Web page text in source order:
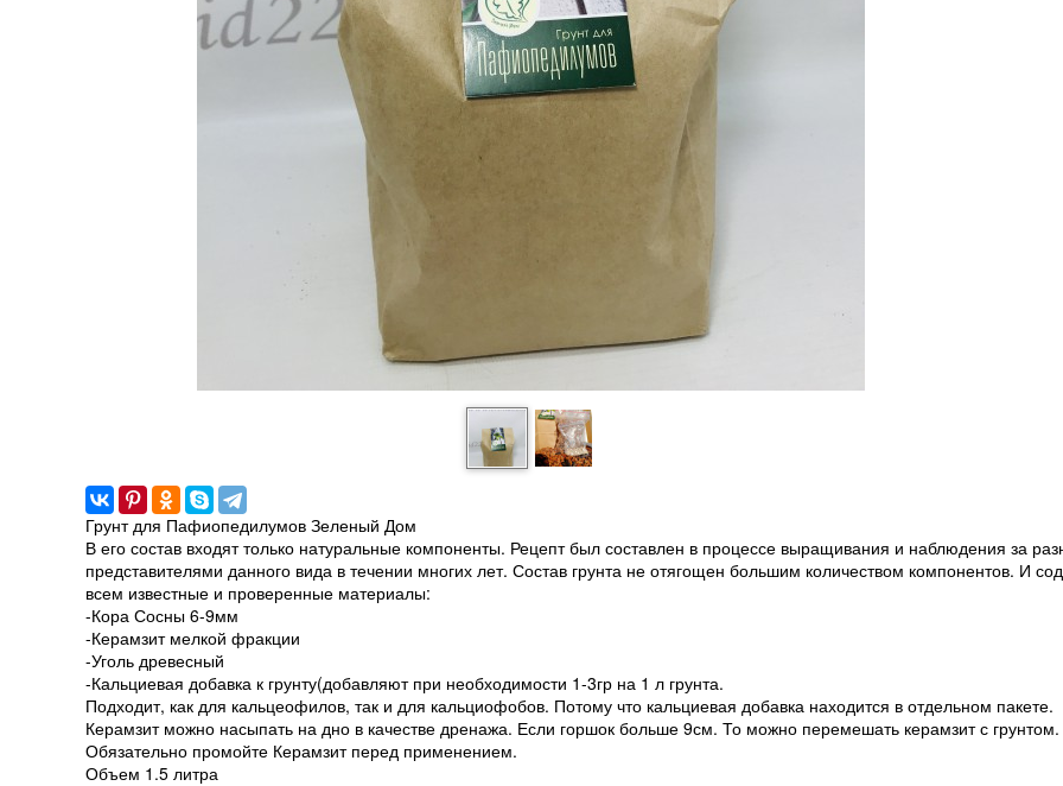
Грунт для Пафиопедилумов Зеленый Дом
В его состав входят только натуральные компоненты. Рецепт был составлен в процессе выращивания и наблюдения за
представителями данного вида в течении многих лет. Состав грунта не отягощен большим количеством компонентов. И
всем известные и проверенные материалы:
-Кора Сосны 6-9мм
-Керамзит мелкой фракции
-Уголь древесный
-Кальциевая добавка к грунту(добавляют при необходимости 1-3гр на 1 л грунта.
Подходит, как для кальцеофилов, так и для кальциофобов. Потому что кальциевая добавка находится в отдельном пакете.
Керамзит можно насыпать на дно в качестве дренажа. Если горшок больше 9см. То можно перемешать керамзит с грунтом.
Обязательно промойте Керамзит перед применением.
Объем 1.5 литра